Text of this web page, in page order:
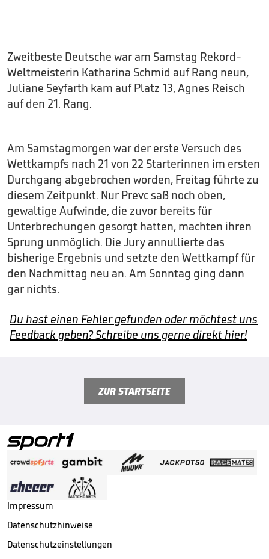
Zweitbeste Deutsche war am Samstag Rekord-
Weltmeisterin Katharina Schmid auf Rang neun,
Juliane Seyfarth kam auf Platz 13, Agnes Reisch
auf den 21. Rang.
Am Samstagmorgen war der erste Versuch des
Wettkampfs nach 21 von 22 Starterinnen im ersten
Durchgang abgebrochen worden, Freitag führte zu
diesem Zeitpunkt. Nur Prevc saß noch oben,
gewaltige Aufwinde, die zuvor bereits für
Unterbrechungen gesorgt hatten, machten ihren
Sprung unmöglich. Die Jury annullierte das
bisherige Ergebnis und setzte den Wettkampf für
den Nachmittag neu an. Am Sonntag ging dann
gar nichts.
Du hast einen Fehler gefunden oder möchtest uns
Feedback geben? Schreibe uns gerne direkt hier!
ZUR STARTSEITE
Impressum
Datenschutzhinweise
Datenschutzeinstellungen